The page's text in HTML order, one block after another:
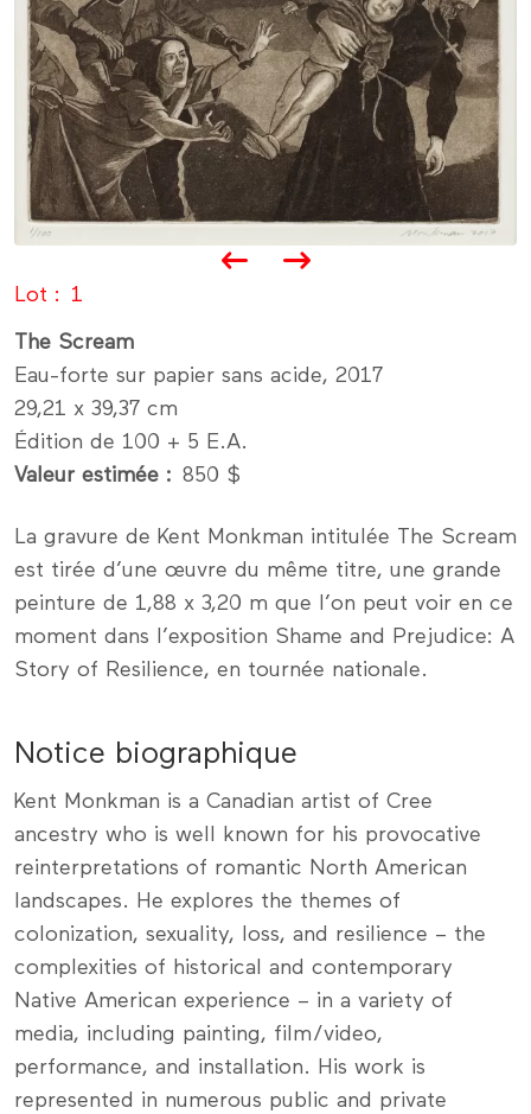
Lot 1
The Scream
Eau-forte sur papier sans acide, 2017
29,21 x 39,37 cm
Édition de 100 + 5 E.A.
Valeur estimée
850 $
La gravure de Kent Monkman intitulée The Scream
est tirée d’une œuvre du même titre, une grande
peinture de 1,88 x 3,20 m que l’on peut voir en ce
moment dans l’exposition Shame and Prejudice: A
Story of Resilience, en tournée nationale.
Notice biographique
Kent Monkman is a Canadian artist of Cree
ancestry who is well known for his provocative
reinterpretations of romantic North American
landscapes. He explores the themes of
colonization, sexuality, loss, and resilience – the
complexities of historical and contemporary
Native American experience – in a variety of
media, including painting, film/video,
performance, and installation. His work is
represented in numerous public and private